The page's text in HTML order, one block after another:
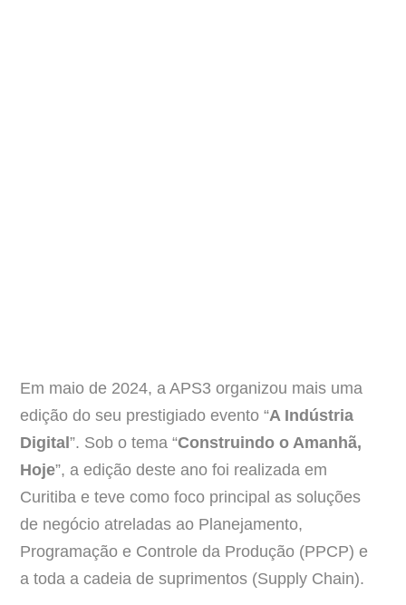
Em maio de 2024, a APS3 organizou mais uma
edição do seu prestigiado evento “A Indústria
Digital”. Sob o tema “Construindo o Amanhã,
Hoje”, a edição deste ano foi realizada em
Curitiba e teve como foco principal as soluções
de negócio atreladas ao Planejamento,
Programação e Controle da Produção (PPCP) e
a toda a cadeia de suprimentos (Supply Chain).